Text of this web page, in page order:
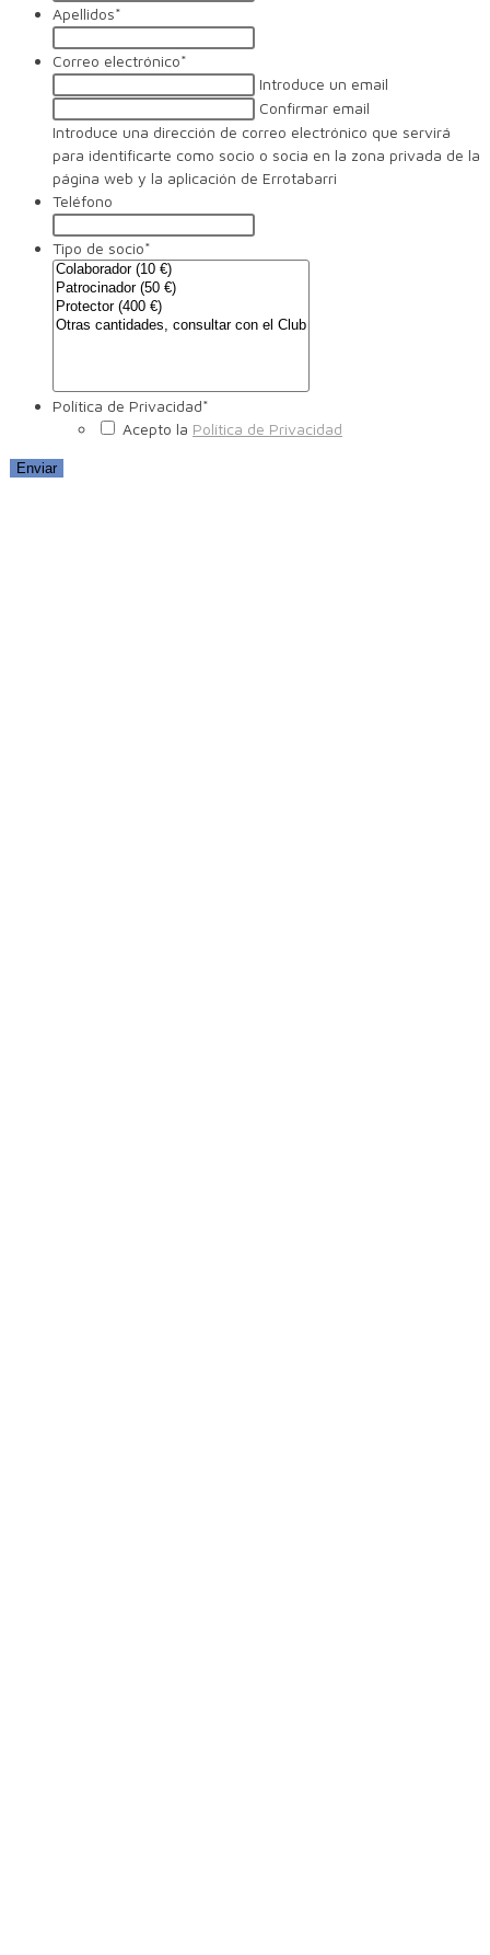
Apellidos*
Correo electrónico*
Introduce un email
Confirmar email
Introduce una dirección de correo electrónico que servirá
para identificarte como socio o socia en la zona privada de la
página web y la aplicación de Errotabarri
Teléfono
Tipo de socio*
Política de Privacidad*
Acepto la Política de Privacidad